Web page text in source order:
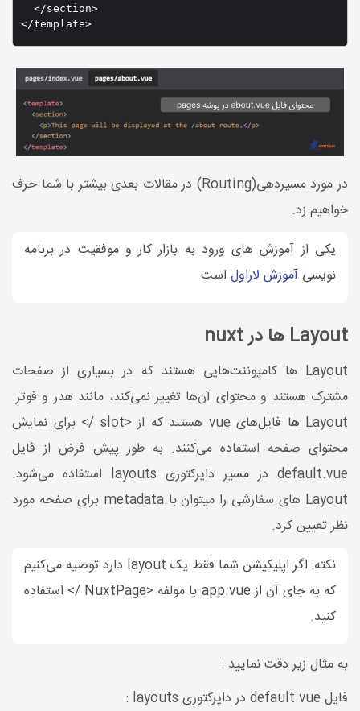
  </section>
در مورد مسیردهی(Routing) در مقالات بعدی بیشتر با شما حرف
خواهیم زد.
یکی از آموزش های ورود به بازار کار و موفقیت در برنامه
نویسی آموزش لاراول است
Layout ها در nuxt
Layout ها کامپوننت‌هایی هستند که در بسیاری از صفحات
مشترک هستند و محتوای آن‌ها تغییر نمی‌کند، مانند هدر و فوتر.
Layout ها فایل‌های vue هستند که از <slot /> برای نمایش
محتوای صفحه استفاده می‌کنند. به طور پیش فرض از فایل
default.vue در مسیر دایرکتوری layouts استفاده می‌شود.
Layout های سفارشی را میتوان با metadata برای صفحه مورد
نظر تعیین کرد.
نکته: اگر اپلیکیشن شما فقط یک layout دارد توصیه می‌کنیم
که به جای آن از app.vue با مولفه <NuxtPage /> استفاده
کنید.
به مثال زیر دقت نمایید :
فایل default.vue در دایرکتوری layouts :